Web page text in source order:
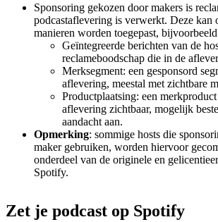
Sponsoring gekozen door makers is
podcastaflevering is verwerkt. Deze kan
manieren worden toegepast,
Geïntegreerde berichten van de
reclameboodschap die in de
Merksegment: een gesponsord
aflevering, meestal met zichtbare
Productplaatsing: een
aflevering zichtbaar, mogelijk
aandacht aan.
Opmerking: sommige hosts die
maker gebruiken, worden hiervoor
onderdeel van de originele en
Spotify.
Zet je podcast op Spotify